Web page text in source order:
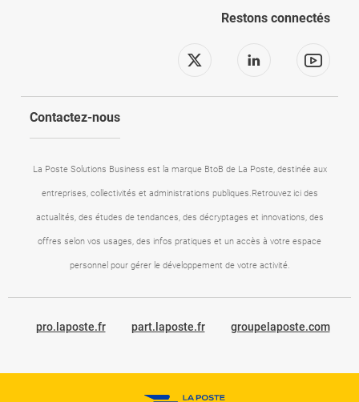
La Poste Solutions Business est la marque BtoB de La Poste, destinée aux
entreprises, collectivités et administrations publiques.Retrouvez ici des
actualités, des études de tendances, des décryptages et innovations, des
offres selon vos usages, des infos pratiques et un accès à votre espace
personnel pour gérer le développement de votre activité.
Restons connectés
Suivez-nous sur x
Suivez-nous
Contactez-nous
pro.laposte.fr part.laposte.fr groupelaposte.com